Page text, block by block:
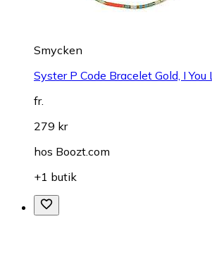
Smycken
Syster P Code Bracelet Gold, I
fr.
279 kr
hos Boozt.com
+1 butik